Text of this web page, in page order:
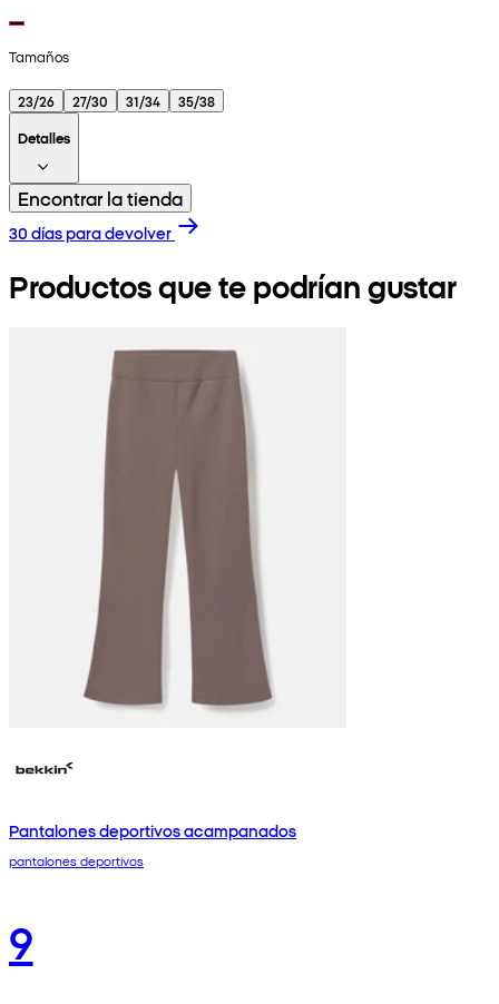
Tamaños
23/26 27/30 31/34
35/38
Detalles
Encontrar la tienda
30 días para devolver
Productos que te podrían gustar
Pantalones deportivos acampanados
pantalones deportivos
9